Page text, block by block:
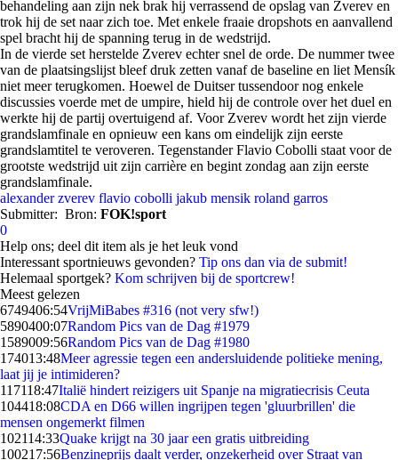
behandeling aan zijn nek brak hij verrassend de opslag van Zverev en
trok hij de set naar zich toe. Met enkele fraaie dropshots en aanvallend
spel bracht hij de spanning terug in de wedstrijd.
In de vierde set herstelde Zverev echter snel de orde. De nummer twee
van de plaatsingslijst bleef druk zetten vanaf de baseline en liet Mensík
niet meer terugkomen. Hoewel de Duitser tussendoor nog enkele
discussies voerde met de umpire, hield hij de controle over het duel en
werkte hij de partij overtuigend af. Voor Zverev wordt het zijn vierde
grandslamfinale en opnieuw een kans om eindelijk zijn eerste
grandslamtitel te veroveren. Tegenstander Flavio Cobolli staat voor de
grootste wedstrijd uit zijn carrière en begint zondag aan zijn eerste
grandslamfinale.
alexander zverev flavio cobolli jakub mensik roland garros
Submitter: Bron: FOK!sport
0
Help ons; deel dit item als je het leuk vond
Interessant sportnieuws gevonden? Tip ons dan via de submit!
Helemaal sportgek? Kom schrijven bij de sportcrew!
Meest gelezen
6749406:54VrijMiBabes #316 (not very sfw!)
5890400:07Random Pics van de Dag #1979
1589009:56Random Pics van de Dag #1980
174013:48Meer agressie tegen een andersluidende politieke mening,
laat jij je intimideren?
117118:47Italië hindert reizigers uit Spanje na migratiecrisis Ceuta
104418:08CDA en D66 willen ingrijpen tegen 'gluurbrillen' die
mensen ongemerkt filmen
102114:33Quake krijgt na 30 jaar een gratis uitbreiding
100217:56Benzineprijs daalt verder, onzekerheid over Straat van